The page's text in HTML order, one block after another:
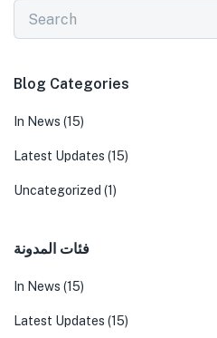
Blog Categories
In News (15)
Latest Updates (15)
Uncategorized (1)
فئات المدونة
In News (15)
Latest Updates (15)